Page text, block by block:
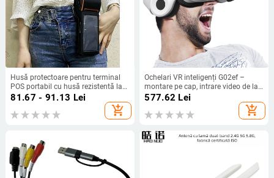
Husă protectoare pentru terminal
POS portabil cu husă rezistentă la
apă și curea de umăr (Model V2-
333; Marcă Spring pie; Compatibil
cu PDA, cititor RFID, POS; Origine
81.67 - 91.13 Lei
add_shopping_cart
Ochelari VR inteligenți G02ef –
montare pe cap, intrare video de la
telefonul mobil, rezoluție 720–1080,
577.62 Lei
add_shopping_cart